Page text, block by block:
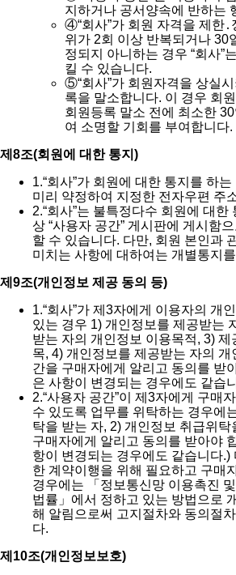
지하거나 공서양속에 반하는
④“회사”가 회원 자격을 제한
위가 2회 이상 반복되거나 30
정되지 아니하는 경우 “회사”
킬 수 있습니다.
⑤“회사”가 회원자격을 상실
록을 말소합니다. 이 경우 회
회원등록 말소 전에 최소한
여 소명할 기회를 부여합니다.
제8조(회원에 대한 통지)
1.“회사”가 회원에 대한 통지를 하는
미리 약정하여 지정한 전자우편 주
2.“회사”는 불특정다수 회원에 대한
상 “사용자 공간” 게시판에 게시함
할 수 있습니다. 다만, 회원 본인과
미치는 사항에 대하여는 개별통지
제9조(개인정보 제공 동의 등)
1.“회사”가 제3자에게 이용자의 개
있는 경우 1) 개인정보를 제공받는
받는 자의 개인정보 이용목적, 3)
목, 4) 개인정보를 제공받는 자의 개
간을 구매자에게 알리고 동의를 받
은 사항이 변경되는 경우에도 같습
2.“사용자 공간”이 제3자에게 구매
수 있도록 업무를 위탁하는 경우에
탁을 받는 자, 2) 개인정보 취급위
구매자에게 알리고 동의를 받아야
항이 변경되는 경우에도 같습니다.)
한 계약이행을 위해 필요하고 구매
경우에는 「정보통신망 이용촉진
법률」에서 정하고 있는 방법으로
해 알림으로써 고지절차와 동의절
다.
제10조(개인정보보호)